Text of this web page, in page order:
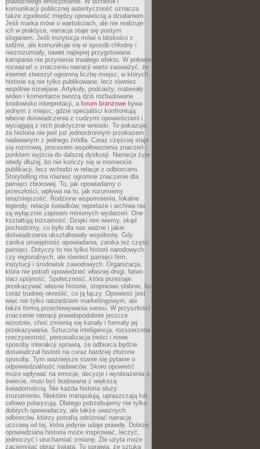
komunikacji publicznej autentyczność oznacza
także zgodność między opowieścią a działaniem.
Jeśli marka mówi o wartościach, ale nie realizuje
ich w praktyce, narracja staje się pustym
sloganem. Jeśli instytucja mówi o bliskości z
ludźmi, ale komunikuje się w sposób chłodny i
niezrozumiały, nawet najlepiej przygotowana
kampania nie przyniesie trwałego efektu. W połowie
rozważań o znaczeniu narracji warto zauważyć, że
internet stworzył ogromną liczbę miejsc, w których
historie są nie tylko publikowane, lecz również
wspólnie rozwijane. Artykuły, podcasty, materiały
wideo i komentarze tworzą dziś rozbudowane
środowisko interpretacji, a forum branżowe bywa
jednym z miejsc, gdzie specjaliści konfrontują
własne doświadczenia z cudzymi opowieściami i
wyciągają z nich praktyczne wnioski. To pokazuje,
że historia nie jest już jednostronnym przekazem
nadawanym z jednego źródła. Coraz częściej staje
się rozmową, procesem współtworzenia znaczeń i
punktem wyjścia do dalszej dyskusji. Narracja żyje
wtedy dłużej, bo nie kończy się w momencie
publikacji, lecz wchodzi w relacje z odbiorcami.
Storytelling ma również ogromne znaczenie dla
pamięci zbiorowej. To, jak opowiadamy o
przeszłości, wpływa na to, jak rozumiemy
teraźniejszość. Rodzinne wspomnienia, lokalne
legendy, relacje świadków, reportaże i archiwa nie
są wyłącznie zapisem minionych wydarzeń. One
kształtują tożsamość. Dzięki nim wiemy, skąd
pochodzimy, co było dla nas ważne i jakie
doświadczenia ukształtowały wspólnotę. Gdy
zanika umiejętność opowiadania, zanika też część
pamięci. Dotyczy to nie tylko historii narodowych
czy regionalnych, ale również pamięci firm,
instytucji i środowisk zawodowych. Organizacja,
która nie potrafi opowiedzieć własnej drogi, łatwo
traci spójność. Społeczność, która przestaje
przekazywać własne historie, stopniowo słabnie, bo
coraz trudniej określić, co ją łączy. Opowieść jest
więc nie tylko narzędziem marketingowym, ale
także formą przechowywania sensu. W przyszłości
znaczenie narracji prawdopodobnie jeszcze
wzrośnie, choć zmienią się kanały i formaty jej
przekazywania. Sztuczna inteligencja, rozszerzona
rzeczywistość, personalizacja treści i nowe
sposoby interakcji sprawią, że odbiorca będzie
doświadczał historii na coraz bardziej złożone
sposoby. Tym ważniejsze stanie się pytanie o
odpowiedzialność nadawców. Skoro opowieść
może wpływać na emocje, decyzje i wyobrażenia o
świecie, musi być budowana z większą
świadomością. Nie każda historia służy
zrozumieniu. Niektóre manipulują, upraszczają lub
celowo polaryzują. Dlatego potrzebujemy nie tylko
dobrych opowiadaczy, ale także uważnych
odbiorców, którzy potrafią odróżniać narrację
uczciwą od tej, która jedynie udaje prawdę. Dobrze
opowiedziana historia może inspirować, leczyć,
jednoczyć i uruchamiać zmianę. Źle użyta może
zaciemniać obraz świata. To sprawia, że sztuka